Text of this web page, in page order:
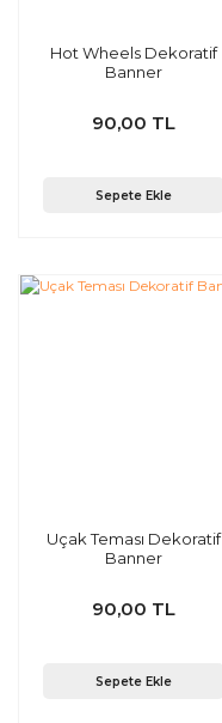
Hot Wheels Dekoratif
Banner
90,00 TL
Sepete Ekle
Uçak Teması Dekoratif
Banner
90,00 TL
Sepete Ekle